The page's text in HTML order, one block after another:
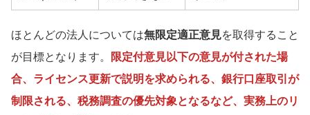
ほとんどの法人については無限定適正意見を取得すること
が目標となります。 限定付意見以下の意見が付された場
合、ライセンス更新で説明を求められる、銀行口座取引が
制限される、税務調査の優先対象となるなど、実務上のリ